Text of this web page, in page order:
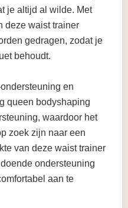
je altijd al wilde. Met
deze waist trainer
gedragen, zodat je
behoudt.
en
queen bodyshaping
waardoor het
zoek zijn naar een
van deze waist trainer
ondersteuning
aan te